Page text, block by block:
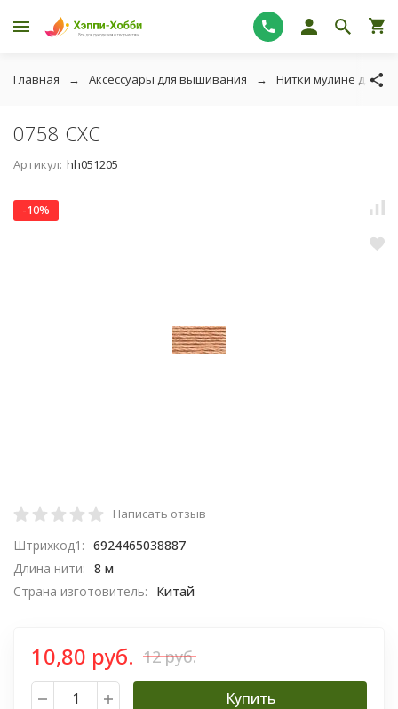
Главная Аксессуары для вышивания Нитки мулине для
0758 СХС
Артикул: hh051205
-10%
Написать отзыв
Штрихкод1: 6924465038887
Длина нити: 8 м
Страна изготовитель:
Китай
10,80 руб. 12 руб.
Купить